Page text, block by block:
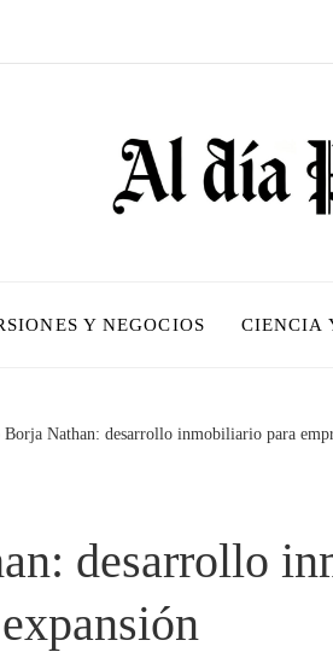
Y NEGOCIOS CIENCIA
Nathan: desarrollo inmobiliario para
desarrollo